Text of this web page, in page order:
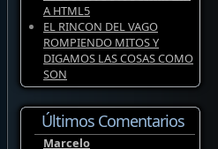
A HTML5
EL RINCON DEL VAGO
ROMPIENDO MITOS Y
DIGAMOS LAS COSAS COMO
SON
Últimos Comentarios
Marcelo